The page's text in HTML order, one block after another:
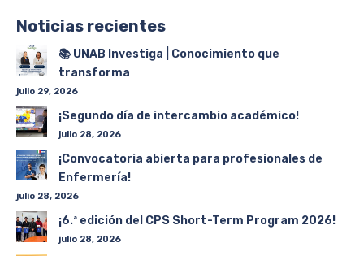
Noticias recientes
📚 UNAB Investiga | Conocimiento que
transforma
julio 29, 2026
¡Segundo día de intercambio académico!
julio 28, 2026
¡Convocatoria abierta para profesionales de
Enfermería!
julio 28, 2026
¡6.ª edición del CPS Short-Term Program 2026!
julio 28, 2026